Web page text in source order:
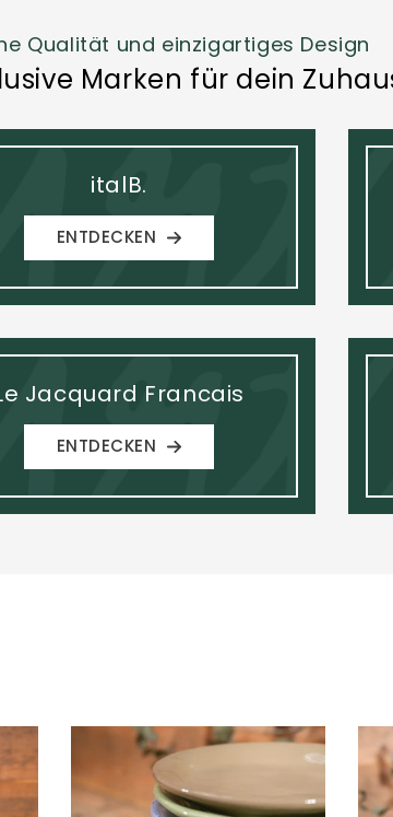
Qualität und einzigartiges Design
Marken für dein
italB.
ENTDECKEN
Jacquard Francais
ENTDECKEN